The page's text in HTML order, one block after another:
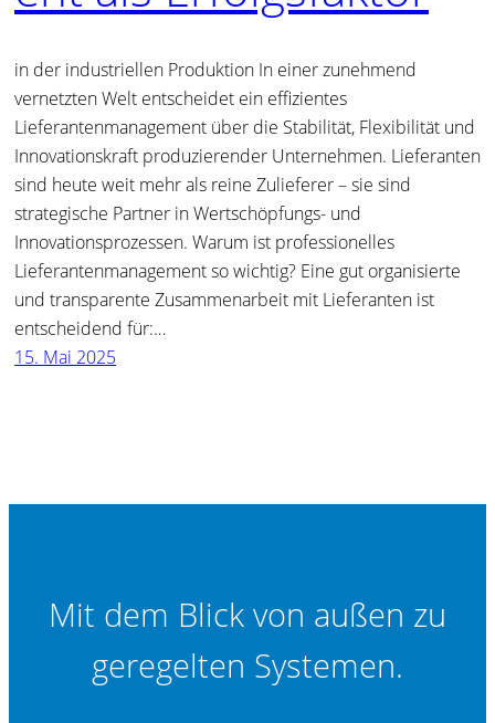
in der industriellen Produktion In einer zunehmend
vernetzten Welt entscheidet ein effizientes
Lieferantenmanagement über die Stabilität, Flexibilität und
Innovationskraft produzierender Unternehmen. Lieferanten
sind heute weit mehr als reine Zulieferer – sie sind
strategische Partner in Wertschöpfungs- und
Innovationsprozessen. Warum ist professionelles
Lieferantenmanagement so wichtig? Eine gut organisierte
und transparente Zusammenarbeit mit Lieferanten ist
entscheidend für:…
15. Mai 2025
Mit dem Blick von außen zu
geregelten Systemen.